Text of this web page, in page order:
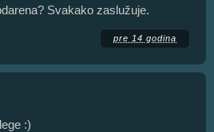
Svakako zaslužuje.
pre 14 godina
:)